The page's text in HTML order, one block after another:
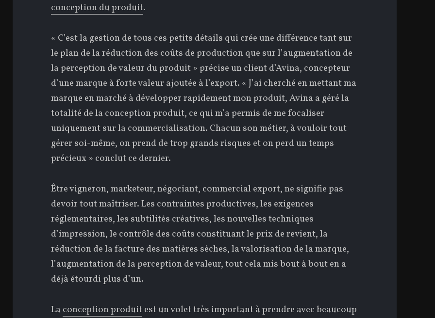
conception du produit.
« C’est la gestion de tous ces petits détails qui crée une différence tant sur
le plan de la réduction des coûts de production que sur l’augmentation de
la perception de valeur du produit » précise un client d’Avina, concepteur
d’une marque à forte valeur ajoutée à l’export. « J’ai cherché en mettant ma
marque en marché à développer rapidement mon produit, Avina a géré la
totalité de la conception produit, ce qui m’a permis de me focaliser
uniquement sur la commercialisation. Chacun son métier, à vouloir tout
gérer soi-même, on prend de trop grands risques et on perd un temps
précieux » conclut ce dernier.
Être vigneron, marketeur, négociant, commercial export, ne signifie pas
devoir tout maîtriser. Les contraintes productives, les exigences
réglementaires, les subtilités créatives, les nouvelles techniques
d’impression, le contrôle des coûts constituant le prix de revient, la
réduction de la facture des matières sèches, la valorisation de la marque,
l’augmentation de la perception de valeur, tout cela mis bout à bout en a
déjà étourdi plus d’un.
La conception produitest un volet très important à prendre avec beaucoup